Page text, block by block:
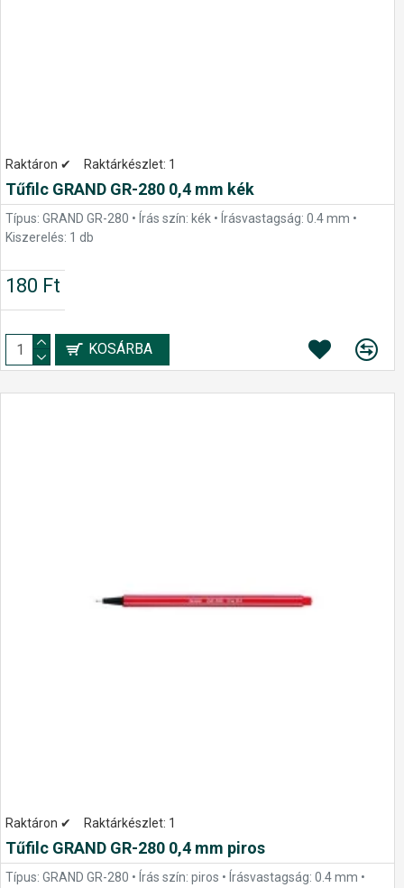
Raktáron ✔ Raktárkészlet: 1
Tűfilc GRAND GR-280 0,4 mm kék
Típus: GRAND GR-280 • Írás szín: kék • Írásvastagság: 0.4 mm •
Kiszerelés: 1 db
180 Ft
KOSÁRBA
Raktáron ✔ Raktárkészlet: 1
Tűfilc GRAND GR-280 0,4 mm piros
Típus: GRAND GR-280 • Írás szín: piros • Írásvastagság: 0.4 mm •